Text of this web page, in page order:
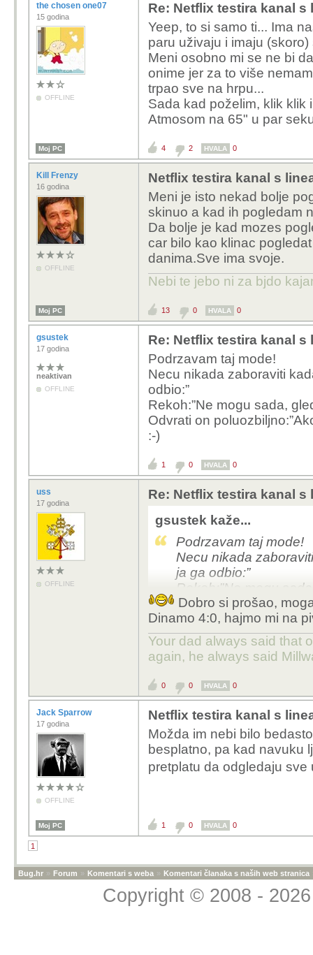
the chosen one07
15 godina
OFFLINE
Re: Netflix testira kanal
Yeep, to si samo ti... Ima
paru uživaju i imaju
Meni osobno mi se ne bi
onime jer za to više
trpao sve na hrpu...
Sada kad poželim, klik klik
Atmosom na 65" u par
Moj PC 4 2 HVALA 0
Kill Frenzy
16 godina
OFFLINE
Netflix testira kanal s
Meni je isto nekad bolje
skinuo a kad ih pogledam
Da bolje je kad mozes
car bilo kao klinac
danima.Sve ima svoje.
Nebi te jebo ni za bjdo
Moj PC 13 0 HVALA 0
gsustek
17 godina
neaktivan
OFFLINE
Re: Netflix testira kanal
Podrzavam taj mode!
Necu nikada zaboraviti
odbio:”
Rekoh:”Ne mogu sada,
Odvrati on
:-)
1 0 HVALA 0
uss
17 godina
OFFLINE
Re: Netflix testira kanal
gsustek kaže...
Podrzavam taj mode!
Necu nikada
ja ga odbio:”
Rekoh:”Ne mogu
Odvrati on
:-)
Dobro si prošao,
Dinamo 4:0, hajmo mi na
Your dad always said that
again, he always said
0 0 HVALA 0
Jack Sparrow
17 godina
OFFLINE
Netflix testira kanal s
Možda im nebi bilo
besplatno, pa kad navuku
pretplatu da odgledaju
Moj PC 1 0 HVALA 0
1
Bug.hr » Forum » Komentari s weba » Komentari članaka s naših web stranica
Copyright © 2008 -